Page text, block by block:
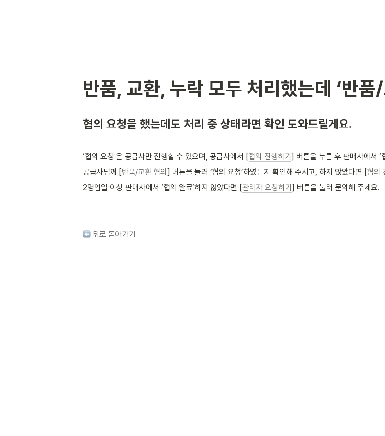
반품, 교환, 누락 모두 처리했는데 ‘반품
협의 요청을 했는데도 처리 중 상태라면 확인 도와드릴게요.
‘협의 요청’은 공급사만 진행할 수 있으며, 공급사에서 [협의 진행하기 ] 버튼을 누른 후 판매사에서 ‘
공급사님께 [반품/교환 협의 ] 버튼을 눌러 ‘협의 요청’하였는지 확인해 주시고, 하지 않았다면 [협의
2영업일 이상 판매사에서 ‘협의 완료’하지 않았다면 [관리자 요청하기 ] 버튼을 눌러 문의해 주세요.
뒤로 돌아가기